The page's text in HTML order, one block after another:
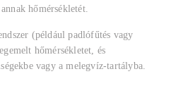
hőmérsékletét.
(például padlófűtés vagy
hőmérsékletet, és
vagy a melegvíz-tartályba.